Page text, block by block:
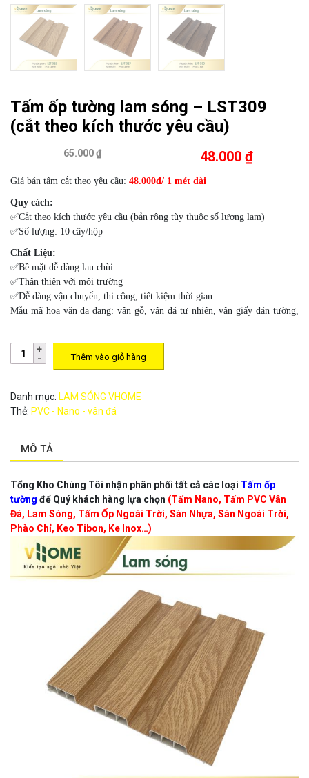
Tấm ốp tường lam sóng – LST309
(cắt theo kích thước yêu cầu)
65.000 ₫ 48.000 ₫
Giá bán tấm cắt theo yêu cầu: 48.000đ/ 1 mét dài
Quy cách:
✅Cắt theo kích thước yêu cầu (bản rộng tùy thuộc số lượng lam)
✅Số lượng: 10 cây/hộp
Chất Liệu:
✅Bề mặt dễ dàng lau chùi
✅Thân thiện với môi trường
✅Dễ dàng vận chuyển, thi công, tiết kiệm thời gian
Mẫu mã hoa văn đa dạng: vân gỗ, vân đá tự nhiên, vân giấy dán tường,
…
Thêm vào giỏ hàng
Danh mục: LAM SÓNG VHOME
Thẻ: PVC - Nano - vân đá
MÔ TẢ
Tổng Kho Chúng Tôi nhận phân phối tất cả các loại Tấm ốp
tường để Quý khách hàng lựa chọn (Tấm Nano, Tấm PVC Vân
Đá, Lam Sóng, Tấm Ốp Ngoài Trời, Sàn Nhựa, Sàn Ngoài Trời,
Phào Chỉ, Keo Tibon, Ke Inox…)